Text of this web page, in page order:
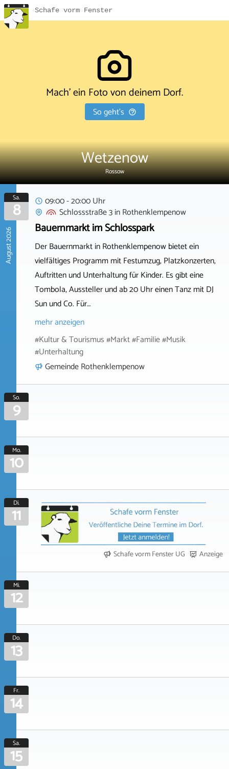
Schafe vorm Fenster
Mach' ein Foto von deinem Dorf.
So geht's
Wetzenow
Rossow
August 2026
Sa.
8
09:00 - 20:00 Uhr
Schlossstraße 3inRothenklempenow
Bauernmarkt im Schlosspark
Der Bauernmarkt in Rothenklempenow bietet ein
vielfältiges Programm mit Festumzug, Platzkonzerten,
Auftritten und Unterhaltung für Kinder. Es gibt eine
Tombola, Aussteller und ab 20 Uhr einen Tanz mit DJ
Sun und Co. Für…
mehr anzeigen
#Kultur & Tourismus #Markt #Familie #Musik
#Unterhaltung
Gemeinde Rothenklempenow
So.
9
Mo.
10
Di.
11
Schafe vorm Fenster UG Anzeige
Mi.
12
Do.
13
Fr.
14
Sa.
15